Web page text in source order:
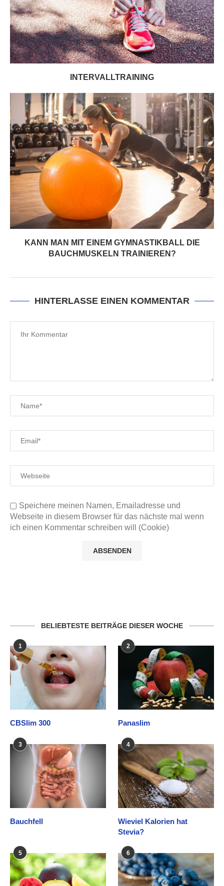
INTERVALLTRAINING
KANN MAN MIT EINEM GYMNASTIKBALL DIE
BAUCHMUSKELN TRAINIEREN?
HINTERLASSE EINEN KOMMENTAR
Speichere meinen Namen, Emailadresse und
Webseite in diesem Browser für das nächste mal wenn
ich einen Kommentar schreiben will (Cookie)
BELIEBTESTE BEITRÄGE DIESER WOCHE
1
CBSlim 300
2
Panaslim
3
Bauchfell
4
Wieviel Kalorien hat
Stevia?
5 6